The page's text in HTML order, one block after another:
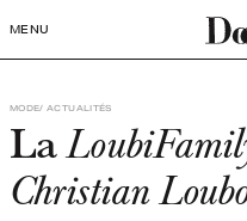
MENU
ACTUALITÉS
MODE
La
Christian